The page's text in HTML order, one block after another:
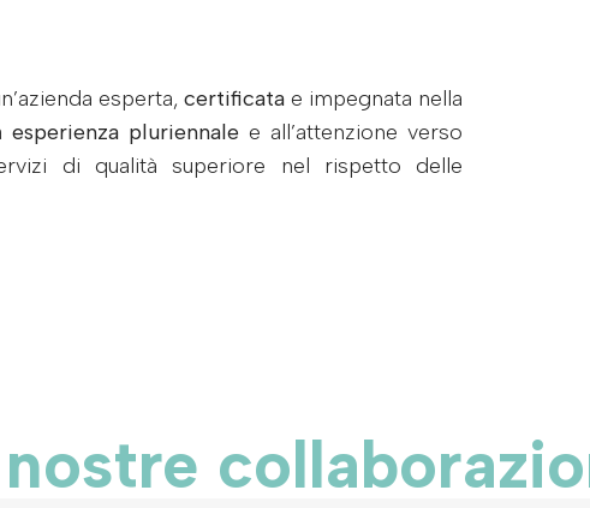
esperta, certificatae impegnata nella
esperienza pluriennale e all’attenzione verso
di qualità superiore nel rispetto delle